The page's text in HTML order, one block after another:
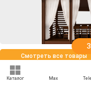
Смотреть все товары
Каталог Max